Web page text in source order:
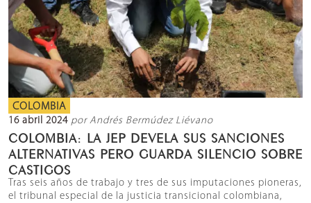
COLOMBIA
16 abril 2024 por Andrés Bermúdez Liévano
COLOMBIA: LA JEP DEVELA SUS SANCIONES
ALTERNATIVAS PERO GUARDA SILENCIO SOBRE
CASTIGOS
Tras seis años de trabajo y tres de sus imputaciones pioneras,
el tribunal especial de la justicia transicional colombiana,